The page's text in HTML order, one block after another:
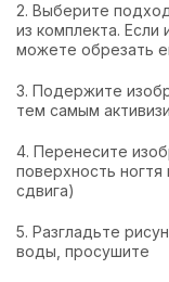
2. Выберите
из комплекта.
можете обрезать
3. Подержите
тем самым
4. Перенесите
поверхность
сдвига)
5. Разгладьте
воды, просушите